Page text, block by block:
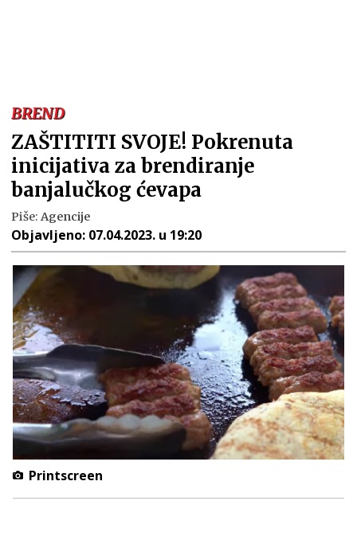
BREND
ZAŠTITITI SVOJE! Pokrenuta
inicijativa za brendiranje
banjalučkog ćevapa
Piše: Agencije
Objavljeno: 07.04.2023. u 19:20
Printscreen